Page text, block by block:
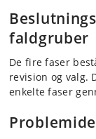
faldgruber
De fire faser
revision og valg.
enkelte faser